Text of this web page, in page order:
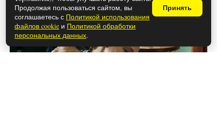
Продолжая пользоваться сайтом, вы
соглашаетесь с Политикой использования
файлов cookie и Политикой обработки
персональных данных.
Принять